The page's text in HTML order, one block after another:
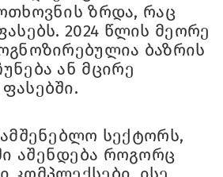
ზრდა, რაც
2024 წლის მეორე
ბაზრის
ან მცირე
სექტორს,
აშენდება როგორც